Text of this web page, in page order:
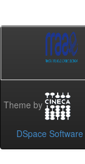
Theme by
DSpace Software